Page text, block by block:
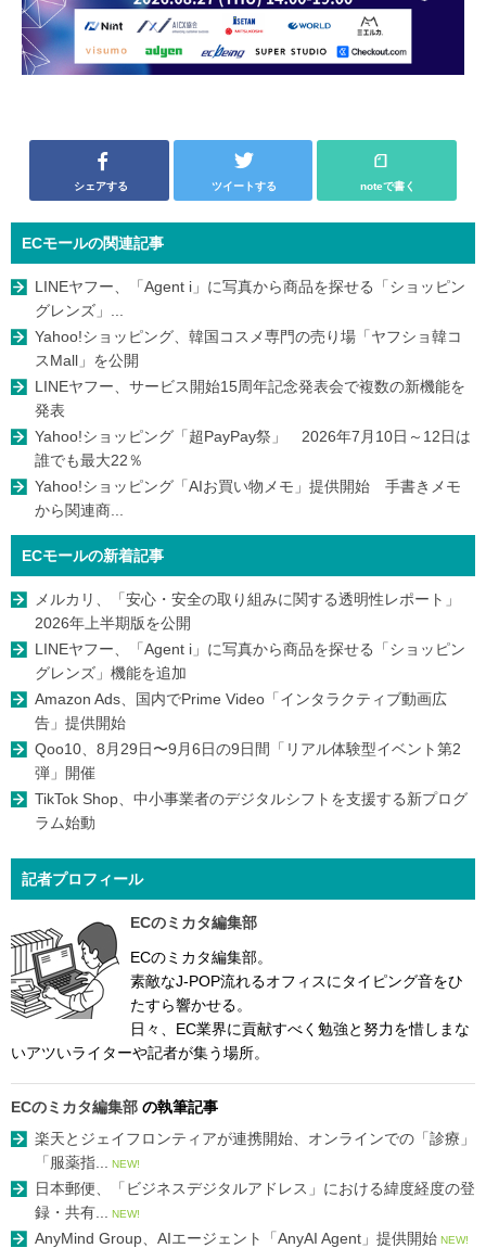
シェアする ツイートする noteで書く
ECモールの関連記事
LINEヤフー、「Agent i」に写真から商品を探せる「ショッピン
グレンズ」...
Yahoo!ショッピング、韓国コスメ専門の売り場「ヤフショ韓コ
スMall」を公開
LINEヤフー、サービス開始15周年記念発表会で複数の新機能を
発表
Yahoo!ショッピング「超PayPay祭」 2026年7月10日～12日は
誰でも最大22％
Yahoo!ショッピング「AIお買い物メモ」提供開始 手書きメモ
から関連商...
ECモールの新着記事
メルカリ、「安心・安全の取り組みに関する透明性レポート」
2026年上半期版を公開
LINEヤフー、「Agent i」に写真から商品を探せる「ショッピン
グレンズ」機能を追加
Amazon Ads、国内でPrime Video「インタラクティブ動画広
告」提供開始
Qoo10、8月29日〜9月6日の9日間「リアル体験型イベント第2
弾」開催
TikTok Shop、中小事業者のデジタルシフトを支援する新プログ
ラム始動
記者プロフィール
ECのミカタ編集部
ECのミカタ編集部。
素敵なJ-POP流れるオフィスにタイピング音をひ
たすら響かせる。
日々、EC業界に貢献すべく勉強と努力を惜しまな
いアツいライターや記者が集う場所。
ECのミカタ編集部 の執筆記事
楽天とジェイフロンティアが連携開始、オンラインでの「診療」
「服薬指...
NEW!
日本郵便、「ビジネスデジタルアドレス」における緯度経度の登
録・共有...
NEW!
AnyMind Group、AIエージェント「AnyAI Agent」提供開始 NEW!